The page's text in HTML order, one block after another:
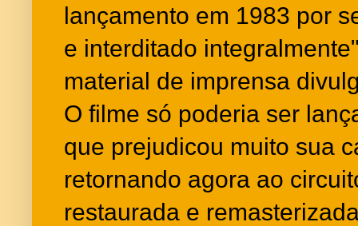
lançamento em 1983 por
e interditado
material de imprensa
O filme só poderia ser
que prejudicou muito sua
retornando agora ao
restaurada e